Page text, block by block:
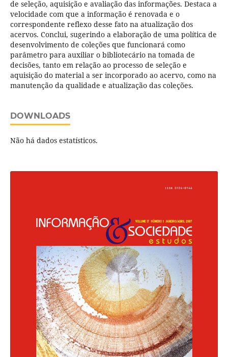
de seleção, aquisição e avaliação das informações. Destaca a
velocidade com que a informação é renovada e o
correspondente reflexo desse fato na atualização dos
acervos. Conclui, sugerindo a elaboração de uma política de
desenvolvimento de coleções que funcionará como
parâmetro para auxiliar o bibliotecário na tomada de
decisões, tanto em relação ao processo de seleção e
aquisição do material a ser incorporado ao acervo, como na
manutenção da qualidade e atualização das coleções.
DOWNLOADS
Não há dados estatísticos.